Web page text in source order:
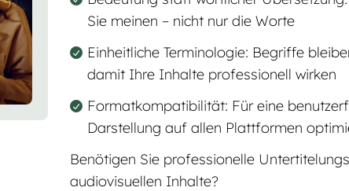
Sie meinen – nicht nur die Worte
Einheitliche Terminologie: Begriffe
damit Ihre Inhalte professionell wirken
Formatkompatibilität: Für eine
Darstellung auf allen Plattformen
Benötigen Sie professionelle
audiovisuellen Inhalte?